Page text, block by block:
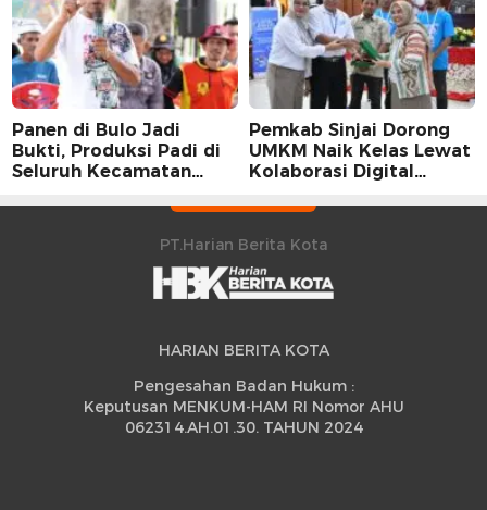
Panen di Bulo Jadi
Bukti, Produksi Padi di
Seluruh Kecamatan
Peningkatan
Pemkab Sinjai Dorong
UMKM Naik Kelas Lewat
Kolaborasi Digital
PT.Harian Berita Kota
HARIAN BERITA KOTA
Pengesahan Badan Hukum :
Keputusan MENKUM-HAM RI Nomor AHU
062314.AH.01.30. TAHUN 2024